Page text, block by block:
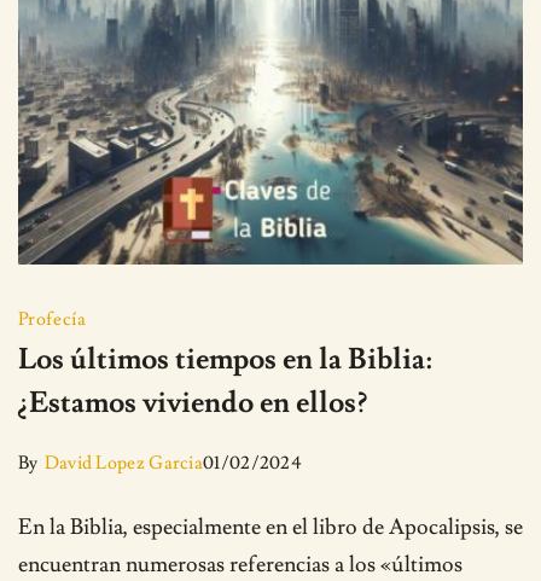
Profecía
Los últimos tiempos en la Biblia:
¿Estamos viviendo en ellos?
By David Lopez Garcia01/02/2024
En la Biblia, especialmente en el libro de Apocalipsis, se
encuentran numerosas referencias a los «últimos